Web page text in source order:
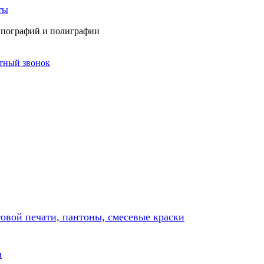
и полиграфии
звонок
печати, пантоны, смесевые краски